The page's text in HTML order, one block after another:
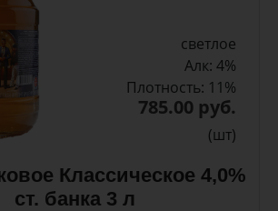
светлое
Алк: 4%
Плотность: 11%
785.00 руб.
(шт)
Классическое 4,0%
ст. банка 3 л